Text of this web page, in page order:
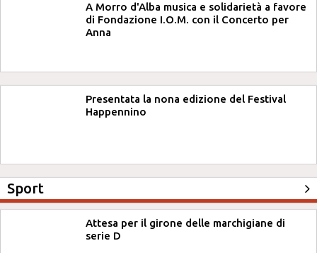
A Morro d'Alba musica e solidarietà a favore
di Fondazione I.O.M. con il Concerto per
Anna
Presentata la nona edizione del Festival
Happennino
Sport
Attesa per il girone delle marchigiane di
serie D